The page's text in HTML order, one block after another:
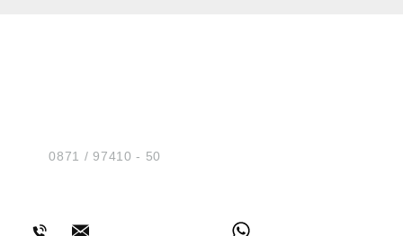
Tel.:0871 / 97410 - 50